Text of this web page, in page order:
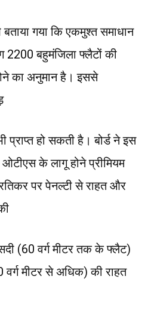
गया कि एकमुश्त समाधान
बहुमंजिला फ्लैटों की
का अनुमान है। इससे
प्राप्त हो सकती है। बोर्ड ने इस
के लागू होने प्रीमियम
पर पेनल्टी से राहत और
(60 वर्ग मीटर तक के फ्लैट)
मीटर से अधिक) की राहत